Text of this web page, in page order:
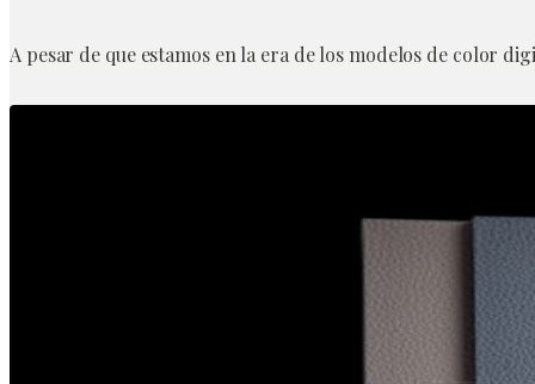
A pesar de que estamos en la era de los modelos de color